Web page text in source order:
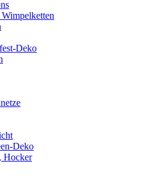
Deko
Deko
Hocker